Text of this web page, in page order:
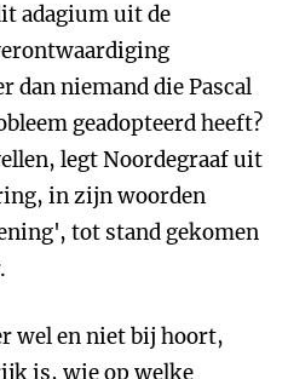
adagium uit de
dan niemand die Pascal
geadopteerd heeft?
legt Noordegraaf uit
in zijn woorden
tot stand gekomen
wel en niet bij hoort,
is, wie op welke